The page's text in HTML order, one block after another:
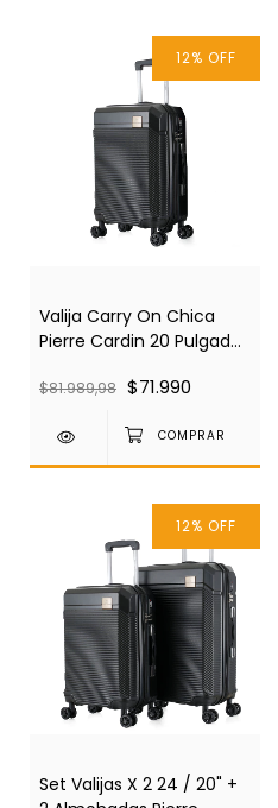
12% OFF
Valija Carry On Chica
Pierre Cardin 20 Pulgadas
$81.989,98 $71.990
12% OFF
Set Valijas X 2 24 / 20" +